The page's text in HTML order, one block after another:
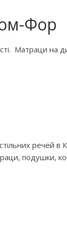
Фор
Матраци на
речей в
подушки,